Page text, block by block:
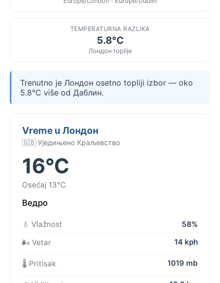
TEMPERATURNA RAZLIKA
5.8°C
Лондон toplije
Trenutno je Лондон osetno topliji izbor — oko
5.8°C više od Даблин.
Vreme u Лондон
🇬🇧 Уједињено Краљевство
16°C
Osećaj 13°C
Ведро
💧 Vlažnost
58%
🌬️ Vetar
14 kph
🌡️ Pritisak 1019 mb